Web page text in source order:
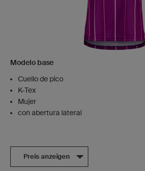
Modelo base
Cuello de pico
K-Tex
Mujer
con abertura lateral
Preis anzeigen